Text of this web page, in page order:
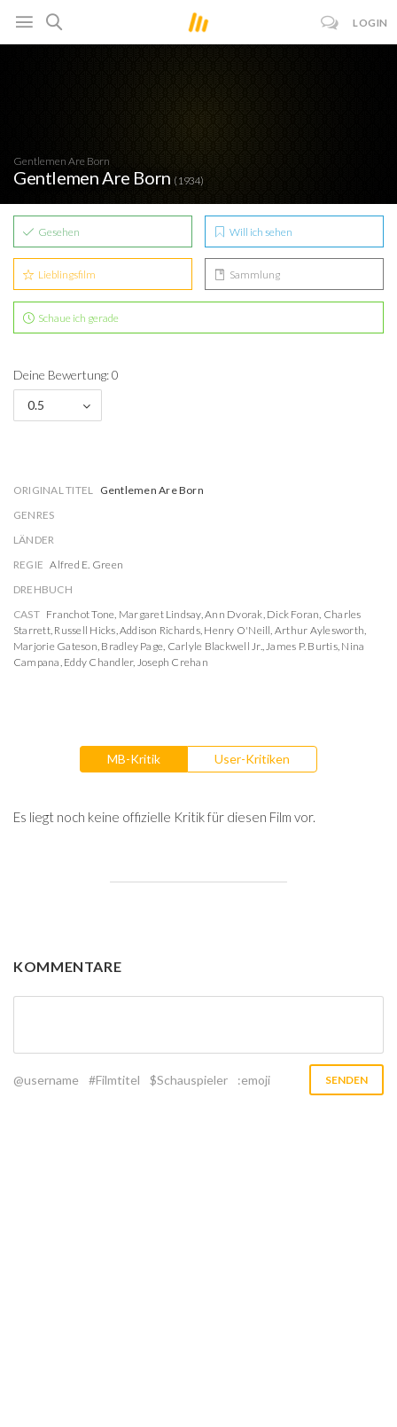
LOGIN
Gentlemen Are Born
Gentlemen Are Born (1934)
Gesehen Will ich sehen
Lieblingsfilm Sammlung
Schaue ich gerade
Deine Bewertung: 0
0.5
ORIGINAL TITEL Gentlemen Are Born
GENRES
LÄNDER
REGIE Alfred E. Green
DREHBUCH
CAST Franchot Tone, Margaret Lindsay,Ann Dvorak, Dick Foran, Charles
Starrett, Russell Hicks,Addison Richards, Henry O'Neill, Arthur Aylesworth,
Marjorie Gateson, Bradley Page, Carlyle Blackwell Jr.,James P. Burtis, Nina
Campana, Eddy Chandler, Joseph Crehan
MB-Kritik User-Kritiken
Es liegt noch keine offizielle Kritik für diesen Film vor.
KOMMENTARE
@username #Filmtitel $Schauspieler :emoji